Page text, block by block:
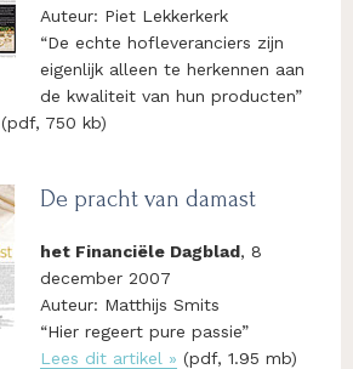
Auteur: Piet Lekkerkerk
“De echte hofleveranciers zijn
eigenlijk alleen te herkennen aan
de kwaliteit van hun producten”
(pdf, 750 kb)
De pracht van damast
het Financiële Dagblad, 8
december 2007
Auteur: Matthijs Smits
“Hier regeert pure passie”
Lees dit artikel » (pdf, 1.95 mb)